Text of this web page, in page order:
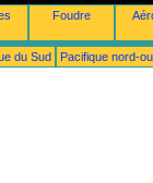
Foudre
du Sud Pacifique nord-